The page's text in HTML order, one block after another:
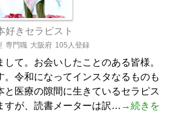
好きセラピスト
専門職 大阪府 105人登録
て。お会いしたことのある皆様。
。令和になってインスタなるものも
と医療の隙間に生きているセラピス
すが、読書メーターは訳… →続きを